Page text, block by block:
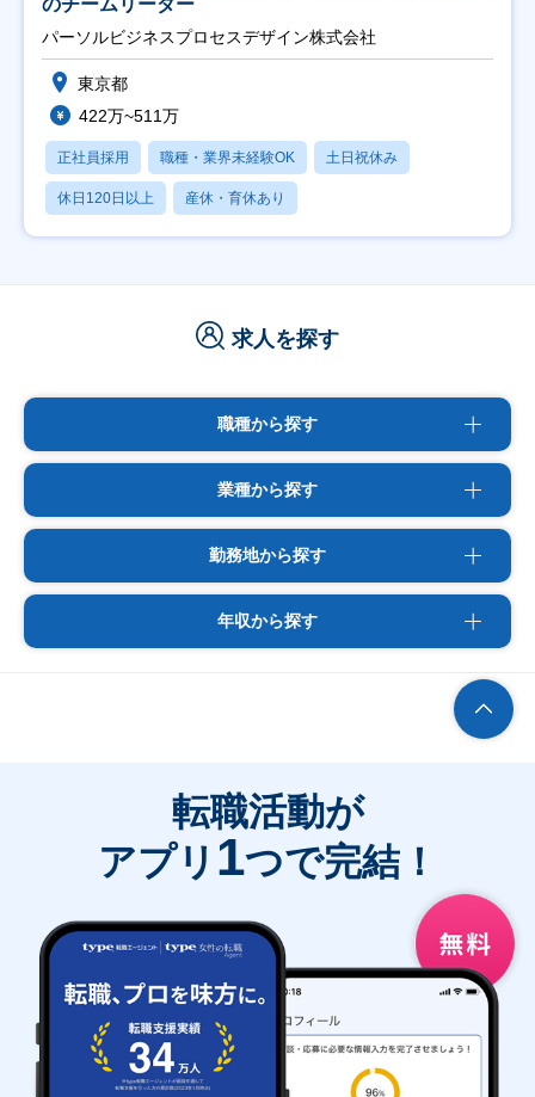
のチームリーダー
パーソルビジネスプロセスデザイン株式会社
東京都
422万~511万
正社員採用 職種・業界未経験OK 土日祝休み
休日120日以上 産休・育休あり
求人を探す
職種から探す
業種から探す
勤務地から探す
年収から探す
転職活動が
アプリ 1つで完結！